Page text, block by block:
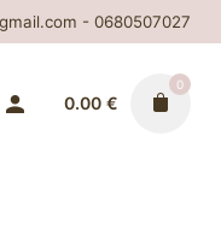
- 0680507027
0.00 €
0